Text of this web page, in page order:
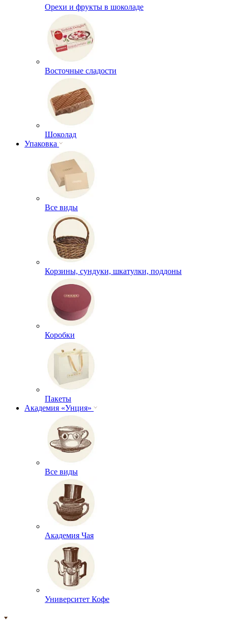
Орехи и фрукты в шоколаде
Восточные сладости
Шоколад
Упаковка
Все виды
Корзины, сундуки, шкатулки, поддоны
Коробки
Пакеты
Академия «Унция»
Все виды
Академия Чая
Университет Кофе